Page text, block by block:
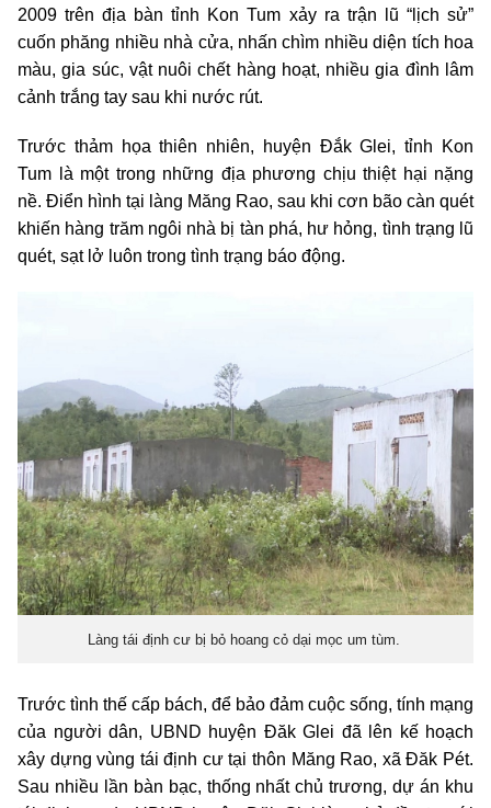
2009 trên địa bàn tỉnh Kon Tum xảy ra trận lũ “lịch sử”
cuốn phăng nhiều nhà cửa, nhấn chìm nhiều diện tích hoa
màu, gia súc, vật nuôi chết hàng hoạt, nhiều gia đình lâm
cảnh trắng tay sau khi nước rút.
Trước thảm họa thiên nhiên, huyện Đắk Glei, tỉnh Kon
Tum là một trong những địa phương chịu thiệt hại nặng
nề. Điển hình tại làng Măng Rao, sau khi cơn bão càn quét
khiến hàng trăm ngôi nhà bị tàn phá, hư hỏng, tình trạng lũ
quét, sạt lở luôn trong tình trạng báo động.
Làng tái định cư bị bỏ hoang cỏ dại mọc um tùm.
Trước tình thế cấp bách, để bảo đảm cuộc sống, tính mạng
của người dân, UBND huyện Đăk Glei đã lên kế hoạch
xây dựng vùng tái định cư tại thôn Măng Rao, xã Đăk Pét.
Sau nhiều lần bàn bạc, thống nhất chủ trương, dự án khu